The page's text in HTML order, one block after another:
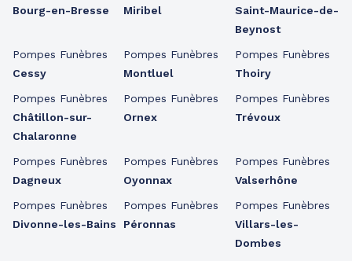
Bourg-en-Bresse
Pompes Funèbres
Cessy
Pompes Funèbres
Châtillon-sur-
Chalaronne
Pompes Funèbres
Dagneux
Pompes Funèbres
Divonne-les-Bains
Miribel
Pompes Funèbres
Montluel
Pompes Funèbres
Ornex
Pompes Funèbres
Oyonnax
Pompes Funèbres
Péronnas
Saint-Maurice-de-
Beynost
Pompes Funèbres
Thoiry
Pompes Funèbres
Trévoux
Pompes Funèbres
Valserhône
Pompes Funèbres
Villars-les-
Dombes